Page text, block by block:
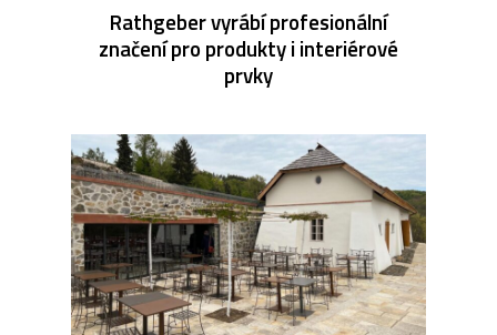
Rathgeber vyrábí profesionální
značení pro produkty i interiérové
prvky